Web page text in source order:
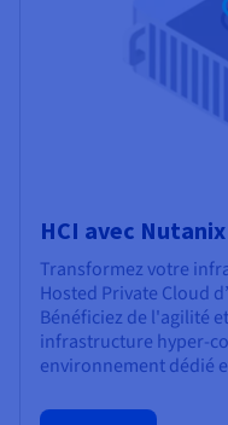
HCI avec Nutanix
Transformez votre
Hosted Private Cloud
Bénéficiez de l'agilité
infrastructure hyper-
environnement dédié